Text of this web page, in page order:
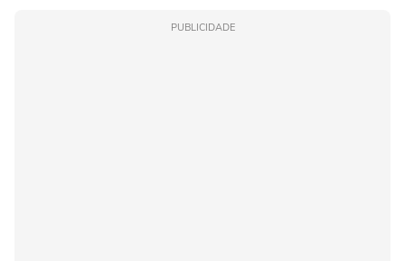
PUBLICIDADE